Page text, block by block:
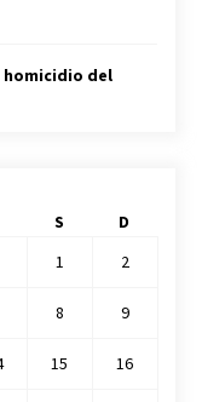
del
S
D
1
2
8 9
15 16